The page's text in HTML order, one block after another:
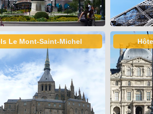
Le Mont-Saint-Michel